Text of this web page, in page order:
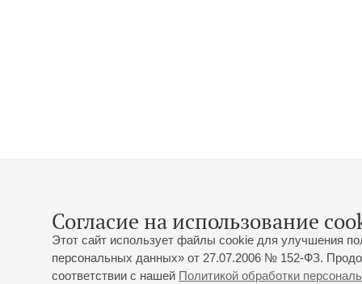
Согласие на использование
Этот сайт использует файлы cookie для улучшения
персональных данных» от 27.07.2006 № 152-ФЗ.
соответствии с нашей Политикой обработки